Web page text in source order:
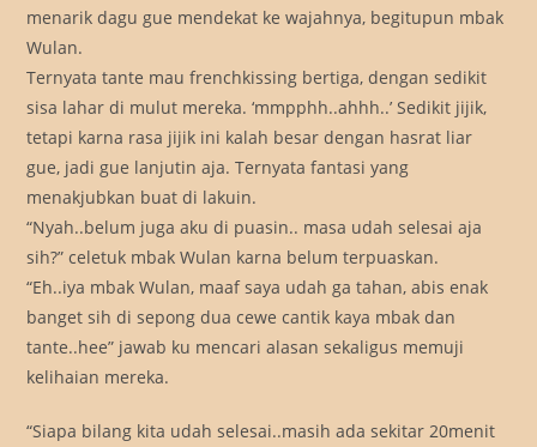
menarik dagu gue mendekat ke wajahnya, begitupun mbak
Wulan.
Ternyata tante mau frenchkissing bertiga, dengan sedikit
sisa lahar di mulut mereka. ‘mmpphh..ahhh..’ Sedikit jijik,
tetapi karna rasa jijik ini kalah besar dengan hasrat liar
gue, jadi gue lanjutin aja. Ternyata fantasi yang
menakjubkan buat di lakuin.
“Nyah..belum juga aku di puasin.. masa udah selesai aja
sih?” celetuk mbak Wulan karna belum terpuaskan.
“Eh..iya mbak Wulan, maaf saya udah ga tahan, abis enak
banget sih di sepong dua cewe cantik kaya mbak dan
tante..hee” jawab ku mencari alasan sekaligus memuji
kelihaian mereka.
“Siapa bilang kita udah selesai..masih ada sekitar 20menit